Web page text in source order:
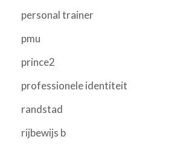
personal trainer
pmu
prince2
professionele identiteit
randstad
rijbewijs b